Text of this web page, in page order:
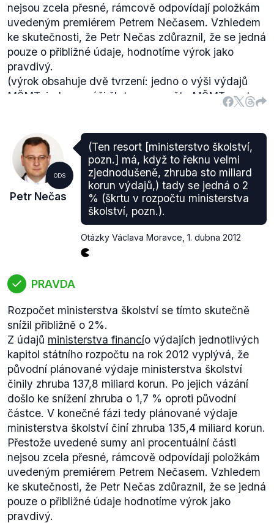
nejsou zcela přesné, rámcově odpovídají položkám
uvedeným premiérem Petrem Nečasem. Vzhledem
ke skutečnosti, že Petr Nečas zdůraznil, že se jedná
pouze o přibližné údaje, hodnotíme výrok jako
pravdivý.
(výrok obsahuje dvě tvrzení: jedno o výši výdajů
MŠMT, jedno o výši škrtu v rozpočtu MŠMT, proto
ODS
Petr Nečas
(Ten resort [ministerstvo školství,
pozn.] má, když to řeknu velmi
zjednodušeně, zhruba sto miliard
korun výdajů,) tady se jedná o 2
% (škrtu v rozpočtu ministerstva
školství, pozn.).
Otázky Václava Moravce 1. dubna 2012
PRAVDA
Rozpočet ministerstva školství se tímto skutečně
snížil přibližně o 2%.
Z údajů ministerstva financío výdajích jednotlivých
kapitol státního rozpočtu na rok 2012 vyplývá, že
původní plánované výdaje ministerstva školství
činily zhruba 137,8 miliard korun. Po jejich vázání
došlo ke snížení zhruba o 1,7 % oproti původní
částce. V konečné fázi tedy plánované výdaje
ministerstva školství činí zhruba 135,4 miliard korun.
Přestože uvedené sumy ani procentuální části
nejsou zcela přesné, rámcově odpovídají položkám
uvedeným premiérem Petrem Nečasem. Vzhledem
ke skutečnosti, že Petr Nečas zdůraznil, že se jedná
pouze o přibližné údaje hodnotíme výrok jako
pravdivý.